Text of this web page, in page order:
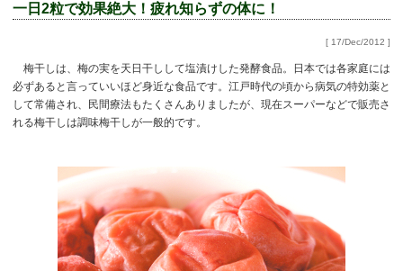
一日2粒で効果絶大！疲れ知らずの体に！
[ 17/Dec/2012 ]
梅干しは、梅の実を天日干しして塩漬けした発酵食品。日本では各家庭には
必ずあると言っていいほど身近な食品です。江戸時代の頃から病気の特効薬と
して常備され、民間療法もたくさんありましたが、現在スーパーなどで販売さ
れる梅干しは調味梅干しが一般的です。